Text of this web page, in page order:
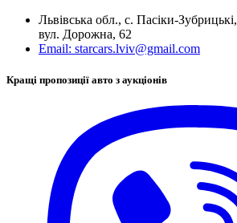
Львівська обл., с. Пасіки-Зубрицькі,
вул. Дорожна, 62
Email: starcars.lviv@gmail.com
Кращі пропозиції авто з аукціонів